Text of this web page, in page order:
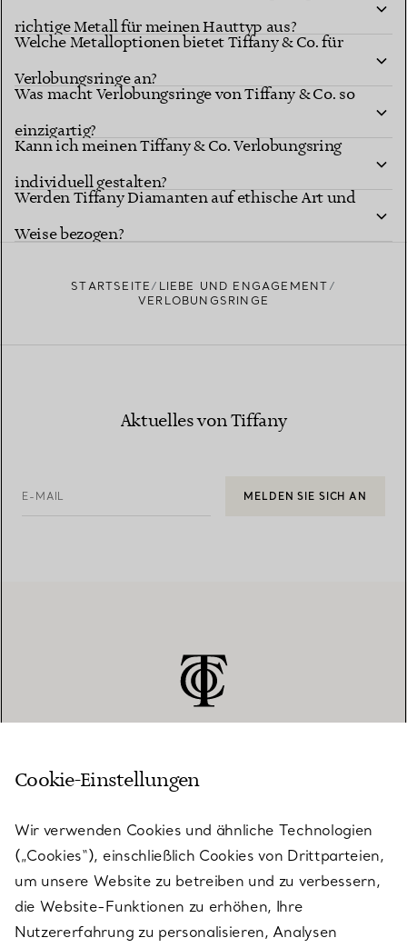
Tiffany Diamantformen
richtige Metall für meinen Hauttyp aus?
Welche Metalloptionen bietet Tiffany & Co. für
Verlobungsringe an?
Was macht Verlobungsringe von Tiffany & Co. so
einzigartig?
Kann ich meinen Tiffany & Co. Verlobungsring
individuell gestalten?
Tiffany Ring-Studio
Werden Tiffany Diamanten auf ethische Art und
Weise bezogen?
Erfahren Sie mehr über die Herkunft unserer Diamanten
und unsere verantwortungsvolle Beschaffung
STARTSEITE
LIEBE UND ENGAGEMENT
VERLOBUNGSRINGE
Aktuelles von Tiffany
E-MAIL MELDEN SIE SICH AN
KUNDENSERVICE
SERVICES
ÜBER TIFFANY & CO.
Cookie-Einstellungen
Wir verwenden Cookies und ähnliche Technologien
(„Cookies“), einschließlich Cookies von Drittparteien,
um unsere Website zu betreiben und zu verbessern,
die Website-Funktionen zu erhöhen, Ihre
Nutzererfahrung zu personalisieren, Analysen